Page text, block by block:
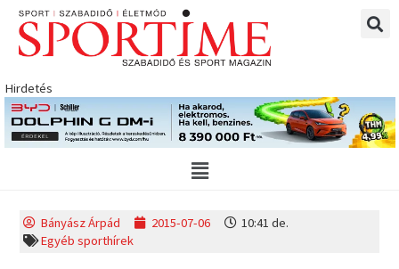
Skip
content
Hirdetés
Main
Menu
Bányász Árpád 2015-07-06
10:41 de.
Egyéb sporthírek